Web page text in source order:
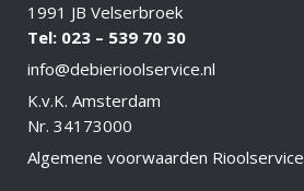
1991 JB Velserbroek
Tel: 023 – 539 70 30
info@debierioolservice.nl
K.v.K. Amsterdam
Nr. 34173000
Algemene voorwaarden Rioolservice